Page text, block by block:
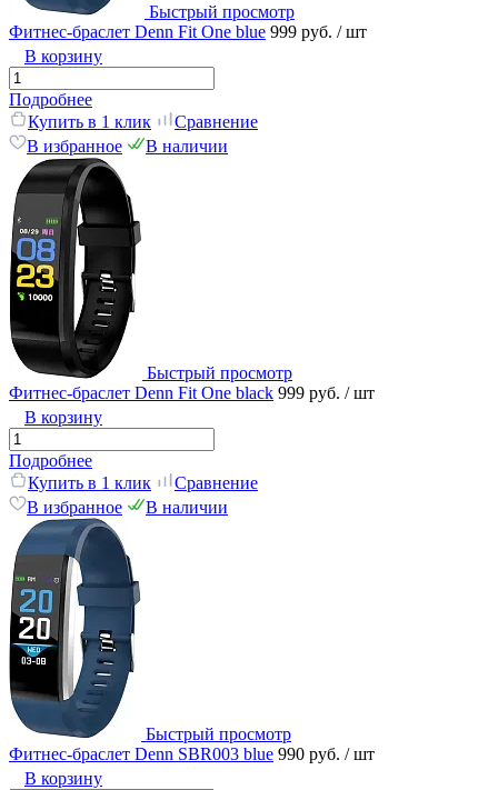
Быстрый просмотр
Фитнес-браслет Denn Fit One blue 999 руб. / шт
В корзину
Подробнее
Купить в 1 клик
Сравнение
В избранное
В наличии
Быстрый просмотр
Фитнес-браслет Denn Fit One black 999 руб. / шт
В корзину
Подробнее
Купить в 1 клик
Сравнение
В избранное
В наличии
Быстрый просмотр
Фитнес-браслет Denn SBR003 blue 990 руб. / шт
В корзину